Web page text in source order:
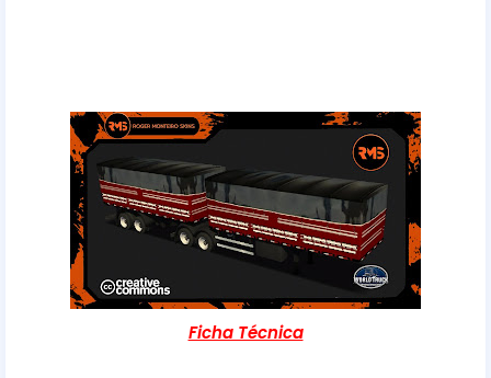
Ficha Técnica